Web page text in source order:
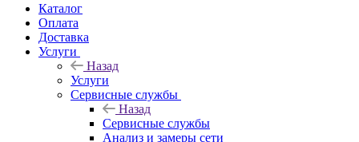
Каталог
Оплата
Доставка
Услуги
Назад
Услуги
Сервисные службы
Назад
Сервисные службы
Анализ и замеры сети